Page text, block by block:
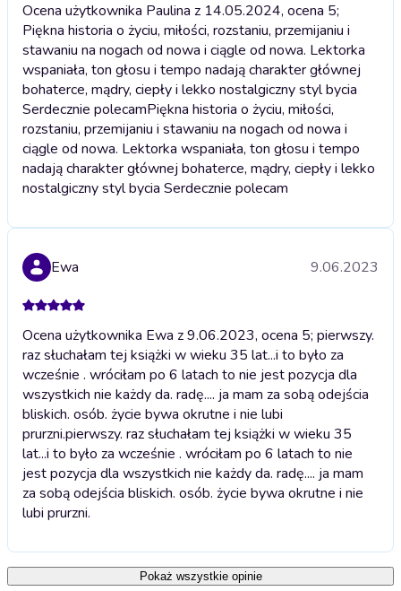
Ocena użytkownika Paulina z 14.05.2024, ocena 5;
Piękna historia o życiu, miłości, rozstaniu, przemijaniu i
stawaniu na nogach od nowa i ciągle od nowa. Lektorka
wspaniała, ton głosu i tempo nadają charakter głównej
bohaterce, mądry, ciepły i lekko nostalgiczny styl bycia
Serdecznie polecamPiękna historia o życiu, miłości,
rozstaniu, przemijaniu i stawaniu na nogach od nowa i
ciągle od nowa. Lektorka wspaniała, ton głosu i tempo
nadają charakter głównej bohaterce, mądry, ciepły i lekko
nostalgiczny styl bycia Serdecznie polecam
Ewa 9.06.2023
Ocena użytkownika Ewa z 9.06.2023, ocena 5; pierwszy.
raz słuchałam tej książki w wieku 35 lat...i to było za
wcześnie . wróciłam po 6 latach to nie jest pozycja dla
wszystkich nie każdy da. radę.... ja mam za sobą odejścia
bliskich. osób. życie bywa okrutne i nie lubi
prurzni.pierwszy. raz słuchałam tej książki w wieku 35
lat...i to było za wcześnie . wróciłam po 6 latach to nie
jest pozycja dla wszystkich nie każdy da. radę.... ja mam
za sobą odejścia bliskich. osób. życie bywa okrutne i nie
lubi prurzni.
Pokaż wszystkie opinie